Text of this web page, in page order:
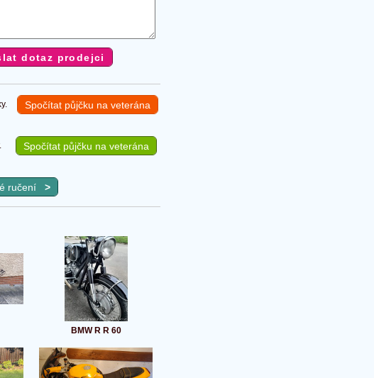
Spočítat půjčku na veterána
Spočítat půjčku na veterána
ručení >
BMW R R 60